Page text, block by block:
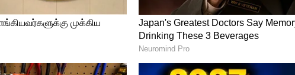
சர்க்கரை அளவை அதிகரிக்கலாம்.
இந்த 3 இலைகளை மென்று